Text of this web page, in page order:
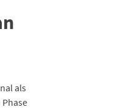
als